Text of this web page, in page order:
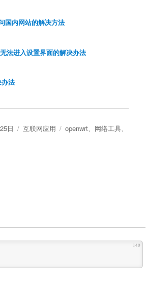
国内网站的解决方法
法进入设置界面的解决办法
办法
日
分
互联网应用
标
openwrt 网络工具
140